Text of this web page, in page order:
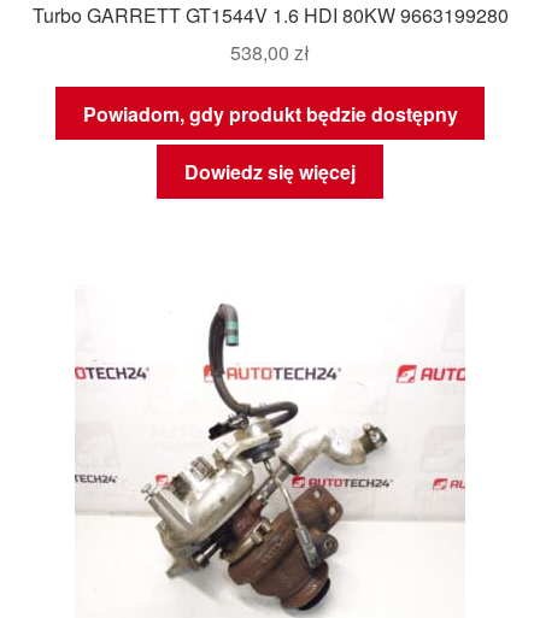
Turbo GARRETT GT1544V 1.6 HDI 80KW 9663199280
538,00 zł
Powiadom, gdy produkt będzie dostępny
Dowiedz się więcej